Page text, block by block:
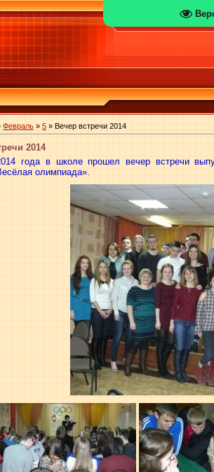
Февраль » 5 » Вечер встречи 2014
2014
года в школе прошел вечер встречи
олимпиада».